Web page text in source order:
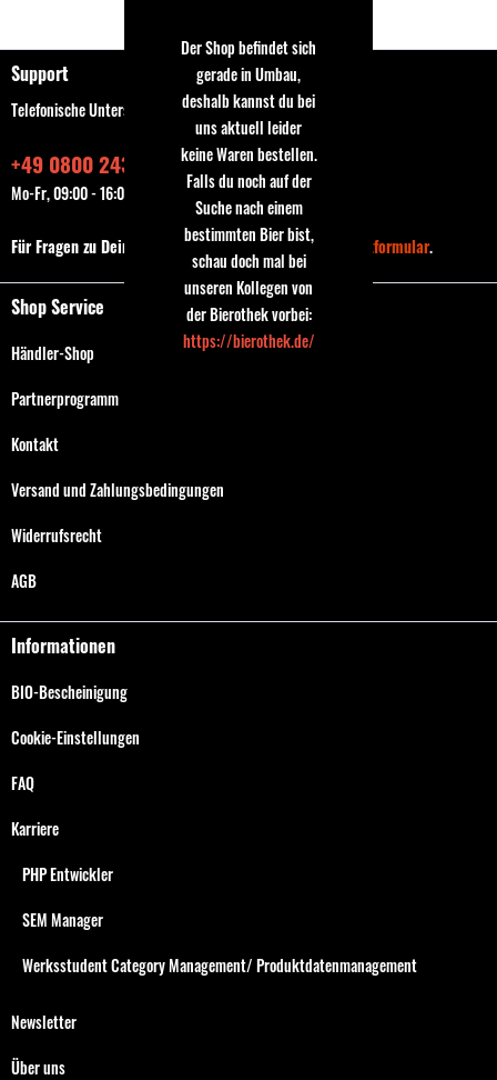
Support
Telefonische Unterstützung und Beratung unter:
+49 0800 243768435
Mo-Fr, 09:00 - 16:00 Uhr
Für Fragen zu Deiner Bestellung nutze bitte das Kontaktformular.
Shop Service
Händler-Shop
Partnerprogramm
Kontakt
Versand und Zahlungsbedingungen
Widerrufsrecht
AGB
Informationen
BIO-Bescheinigung
Cookie-Einstellungen
FAQ
Karriere
PHP Entwickler
SEM Manager
Werksstudent Category Management/ Produktdatenmanagement
Newsletter
Über uns
Der Shop befindet sich
gerade in Umbau,
deshalb kannst du bei
uns aktuell leider
keine Waren bestellen.
Falls du noch auf der
Suche nach einem
bestimmten Bier bist,
schau doch mal bei
unseren Kollegen von
der Bierothek vorbei:
https://bierothek.de/